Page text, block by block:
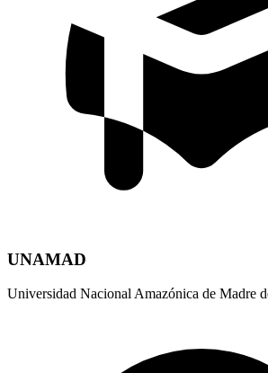
UNAMAD
Universidad Nacional Amazónica de Madre